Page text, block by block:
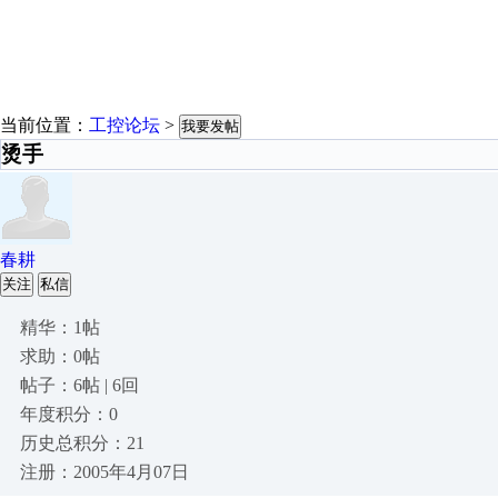
当前位置： 工控论坛 > 我要发帖
烫手
春耕
关注 私信
精华：1帖
求助：0帖
帖子：6帖 | 6回
年度积分：0
历史总积分：21
注册：2005年4月07日